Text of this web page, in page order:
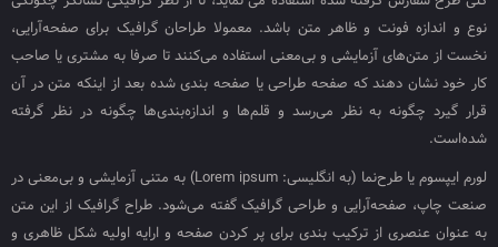
نوع و اندازه فونت و ظاهر متن باشد. معمولا طراحان گرافیک برای صفحه‌آرایی،
نخست از متن‌های آزمایشی و بی‌معنی استفاده می‌کنند تا صرفا به مشتری یا صاحب
کار خود نشان دهند که صفحه طراحی یا صفحه بندی شده بعد از اینکه متن در آن
قرار گیرد چگونه به نظر می‌رسد و قلم‌ها و اندازه‌بندی‌ها چگونه در نظر گرفته
شده‌است.
لورم ایپسوم یا طرح‌نما (به انگلیسی: Lorem ipsum) به متنی آزمایشی و بی‌معنی در
صنعت چاپ، صفحه‌آرایی و طراحی گرافیک گفته می‌شود. طراح گرافیک از این متن
به عنوان عنصری از ترکیب بندی برای پر کردن صفحه و ارایه اولیه شکل ظاهری و